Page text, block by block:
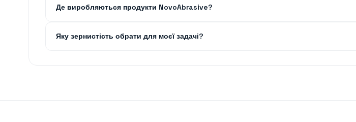
Де виробляються продукти NovoAbrasive?
Яку зернистість обрати для моєї задачі?